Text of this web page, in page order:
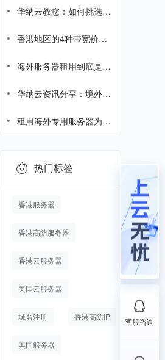
服务器的区别
华纳云教您：如何挑选海
香港地区的4种带宽价格
海外服务器租用到底是什
指南
华纳云资讯分享：境外服
租用海外专用服务器为企
热门标签
香港服务器
香港高防服务器
香港云服务器
美国云服务器
域名注册 香港高防IP
美国服务器
客服咨询